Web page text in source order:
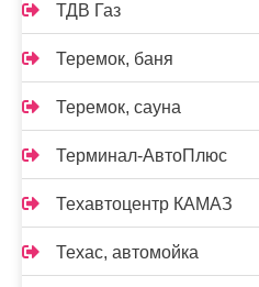
ТДВ Газ
Теремок, баня
Теремок, сауна
Терминал-АвтоПлюс
Техавтоцентр КАМАЗ
Техас, автомойка